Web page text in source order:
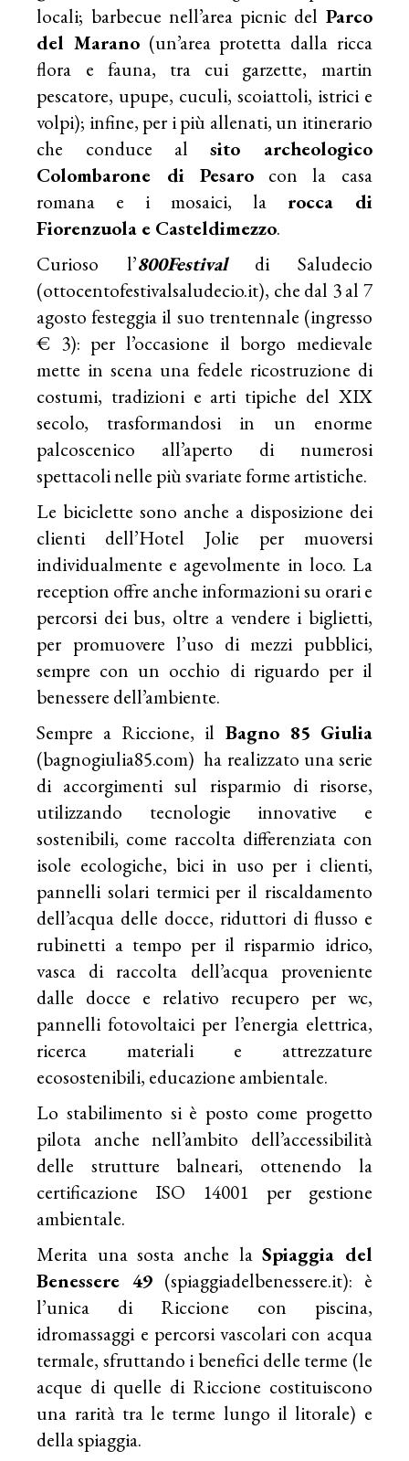
locali; barbecue nell’area picnic del Parco
del Marano(un’area protetta dalla ricca
flora e fauna, tra cui garzette, martin
pescatore, upupe, cuculi, scoiattoli, istrici e
volpi); infine, per i più allenati, un itinerario
che conduce alsito archeologico
Colombarone di Pesarocon la casa
romana e i mosaici, la rocca di
Fiorenzuola e Casteldimezzo.
Curioso l’800Festivaldi Saludecio
(ottocentofestivalsaludecio.it), che dal 3 al 7
agosto festeggia il suo trentennale (ingresso
€ 3): per l’occasione il borgo medievale
mette in scena una fedele ricostruzione di
costumi, tradizioni e arti tipiche del XIX
secolo, trasformandosi in un enorme
palcoscenico all’aperto di numerosi
spettacoli nelle più svariate forme artistiche.
Le biciclette sono anche a disposizione dei
clienti dell’Hotel Jolie per muoversi
individualmente e agevolmente in loco. La
reception offre anche informazioni su orari e
percorsi dei bus, oltre a vendere i biglietti,
per promuovere l’uso di mezzi pubblici,
sempre con un occhio di riguardo per il
benessere dell’ambiente.
Sempre a Riccione, il Bagno 85 Giulia
(bagnogiulia85.com) ha realizzato una serie
di accorgimenti sul risparmio di risorse,
utilizzando tecnologie innovative e
sostenibili, come raccolta differenziata con
isole ecologiche, bici in uso per i clienti,
pannelli solari termici per il riscaldamento
dell’acqua delle docce, riduttori di flusso e
rubinetti a tempo per il risparmio idrico,
vasca di raccolta dell’acqua proveniente
dalle docce e relativo recupero per wc,
pannelli fotovoltaici per l’energia elettrica,
ricerca materiali e attrezzature
ecosostenibili, educazione ambientale.
Lo stabilimento si è posto come progetto
pilota anche nell’ambito dell’accessibilità
delle strutture balneari, ottenendo la
certificazione ISO 14001 per gestione
ambientale.
Merita una sosta anche laSpiaggia del
Benessere 49 (spiaggiadelbenessere.it): è
l’unica di Riccione con piscina,
idromassaggi e percorsi vascolari con acqua
termale, sfruttando i benefici delle terme (le
acque di quelle di Riccione costituiscono
una rarità tra le terme lungo il litorale) e
della spiaggia.